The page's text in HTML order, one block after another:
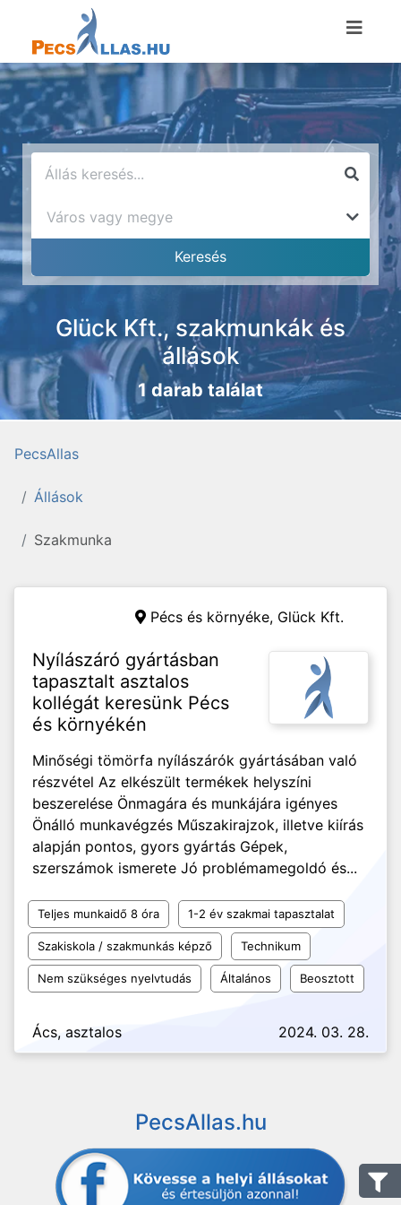
Glück Kft., szakmunkák és
állások
1 darab találat
PecsAllas
Állások
Szakmunka
Pécs és környéke, Glück Kft.
Nyílászáró gyártásban
tapasztalt asztalos
kollégát keresünk Pécs
és környékén
Minőségi tömörfa nyílászárók gyártásában való
részvétel Az elkészült termékek helyszíni
beszerelése Önmagára és munkájára igényes
Önálló munkavégzés Műszakirajzok, illetve kiírás
alapján pontos, gyors gyártás Gépek,
szerszámok ismerete Jó problémamegoldó és...
Teljes munkaidő 8 óra 1-2 év szakmai tapasztalat
Szakiskola / szakmunkás képző Technikum
Nem szükséges nyelvtudás Általános Beosztott
Ács, asztalos 2024. 03. 28.
PecsAllas.hu